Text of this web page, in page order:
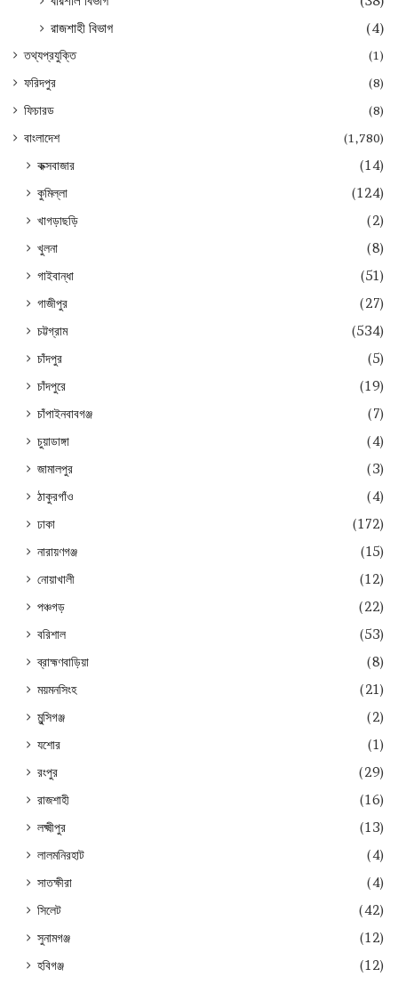
রাজশাহী বিভাগ
(4)
তথ্যপ্রযুক্তি
(1)
ফরিদপুর
(8)
ফিচারড
(8)
বাংলাদেশ
(1,780)
কক্সবাজার
(14)
কুমিল্লা
(124)
খাগড়াছড়ি
(2)
খুলনা
(8)
গাইবান্ধা
(51)
গাজীপুর
(27)
চট্টগ্রাম
(534)
চাঁদপুর
(5)
চাঁদপুরে
(19)
চাঁপাইনবাবগঞ্জ
(7)
চুয়াডাঙ্গা
(4)
জামালপুর
(3)
ঠাকুরগাঁও
(4)
ঢাকা
(172)
নারায়ণগঞ্জ
(15)
নোয়াখালী
(12)
পঞ্চগড়
(22)
বরিশাল
(53)
ব্রাহ্মণবাড়িয়া
(8)
ময়মনসিংহ
(21)
মুন্সিগঞ্জ
(2)
যশোর
(1)
রংপুর
(29)
রাজশাহী
(16)
লক্ষ্মীপুর
(13)
লালমনিরহাট
(4)
সাতক্ষীরা
(4)
সিলেট
(42)
সুনামগঞ্জ
(12)
হবিগঞ্জ
(12)